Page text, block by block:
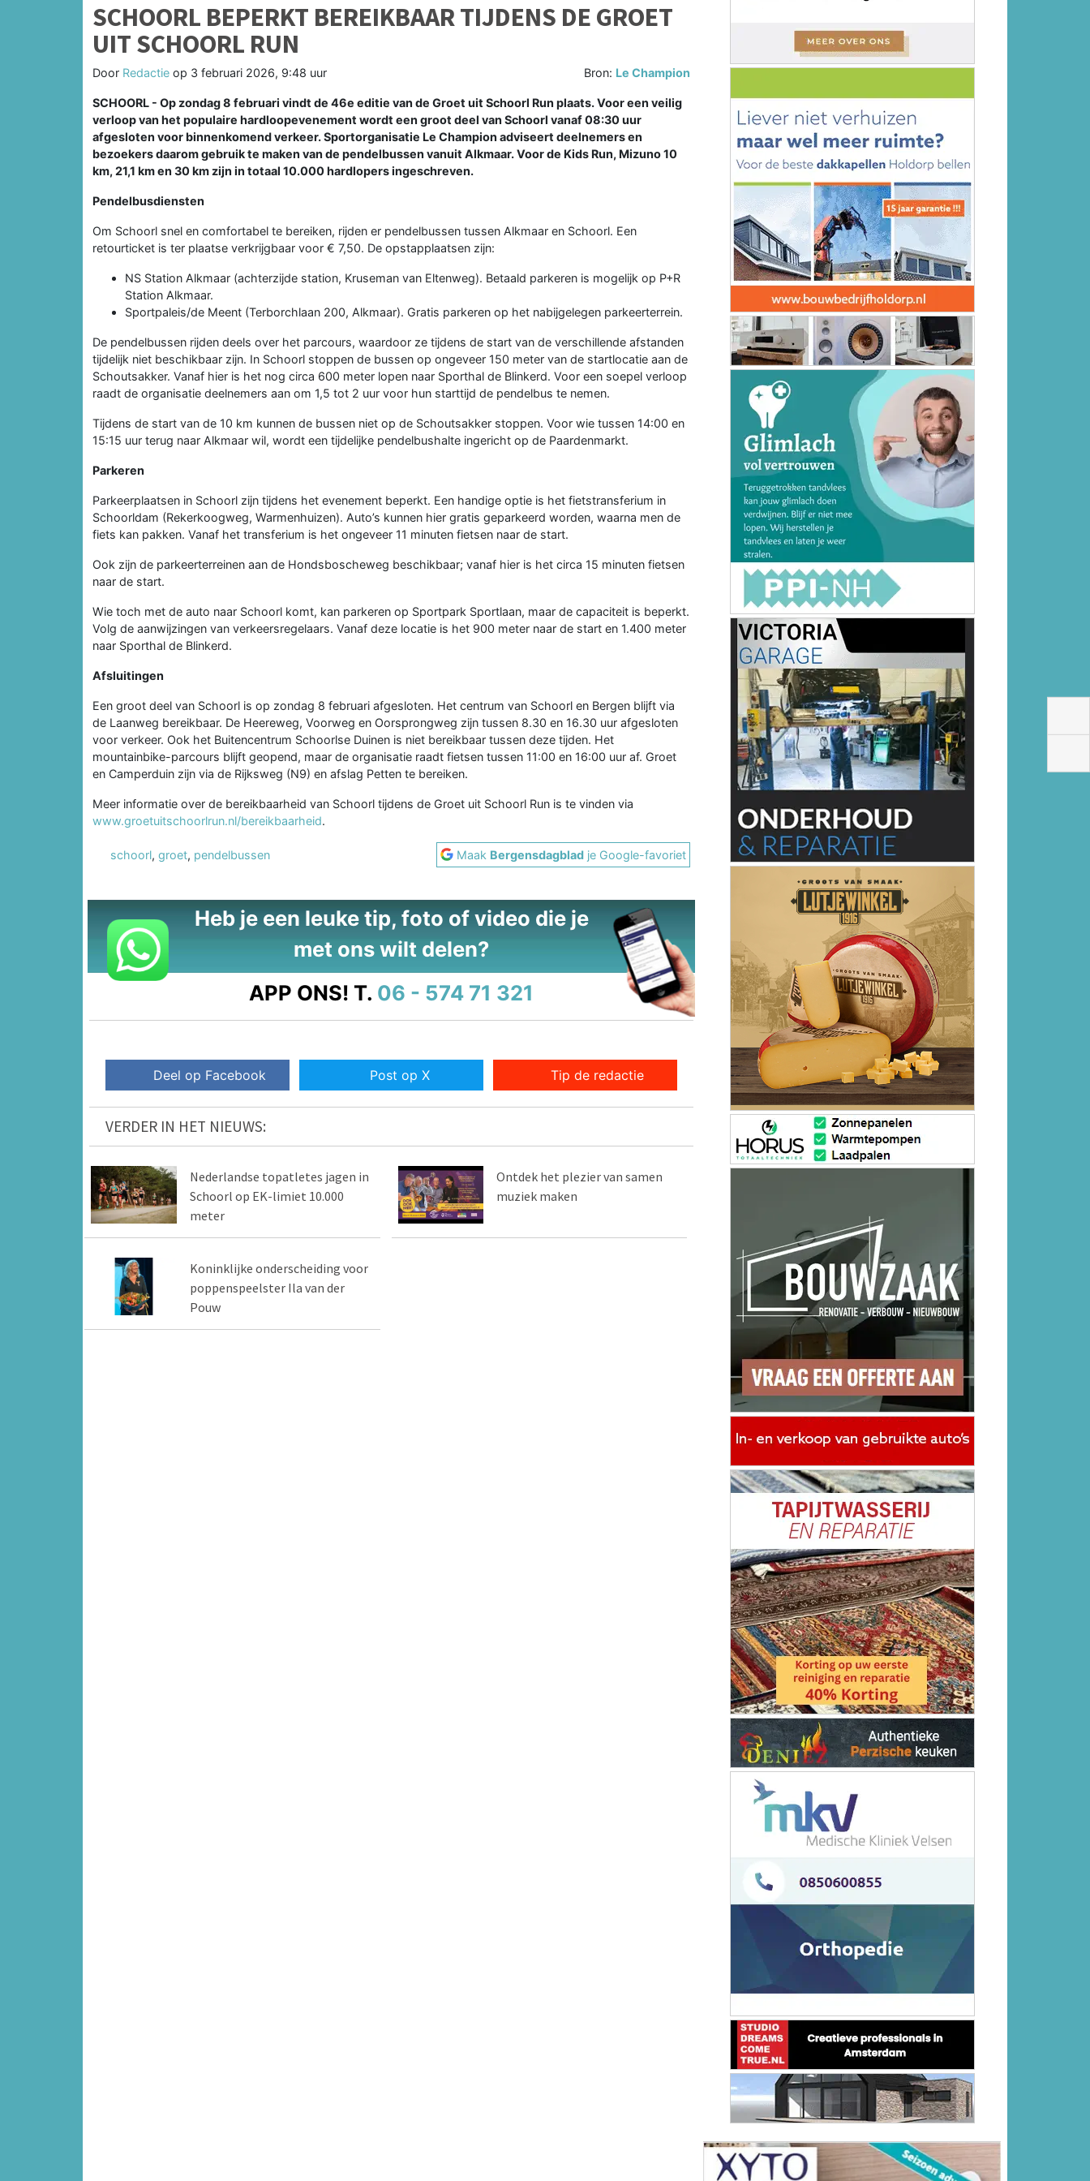
SCHOORL BEPERKT BEREIKBAAR TIJDENS DE GROET
UIT SCHOORL RUN
Door Redactie op 3 februari 2026, 9:48 uur Bron: Le Champion
SCHOORL - Op zondag 8 februari vindt de 46e editie van de Groet uit Schoorl Run plaats. Voor een veilig
verloop van het populaire hardloopevenement wordt een groot deel van Schoorl vanaf 08:30 uur
afgesloten voor binnenkomend verkeer. Sportorganisatie Le Champion adviseert deelnemers en
bezoekers daarom gebruik te maken van de pendelbussen vanuit Alkmaar. Voor de Kids Run, Mizuno 10
km, 21,1 km en 30 km zijn in totaal 10.000 hardlopers ingeschreven.
Pendelbusdiensten
Om Schoorl snel en comfortabel te bereiken, rijden er pendelbussen tussen Alkmaar en Schoorl. Een
retourticket is ter plaatse verkrijgbaar voor € 7,50. De opstapplaatsen zijn:
NS Station Alkmaar (achterzijde station, Kruseman van Eltenweg). Betaald parkeren is mogelijk op P+R
Station Alkmaar.
Sportpaleis/de Meent (Terborchlaan 200, Alkmaar). Gratis parkeren op het nabijgelegen parkeerterrein.
De pendelbussen rijden deels over het parcours, waardoor ze tijdens de start van de verschillende afstanden
tijdelijk niet beschikbaar zijn. In Schoorl stoppen de bussen op ongeveer 150 meter van de startlocatie aan de
Schoutsakker. Vanaf hier is het nog circa 600 meter lopen naar Sporthal de Blinkerd. Voor een soepel verloop
raadt de organisatie deelnemers aan om 1,5 tot 2 uur voor hun starttijd de pendelbus te nemen.
Tijdens de start van de 10 km kunnen de bussen niet op de Schoutsakker stoppen. Voor wie tussen 14:00 en
15:15 uur terug naar Alkmaar wil, wordt een tijdelijke pendelbushalte ingericht op de Paardenmarkt.
Parkeren
Parkeerplaatsen in Schoorl zijn tijdens het evenement beperkt. Een handige optie is het fietstransferium in
Schoorldam (Rekerkoogweg, Warmenhuizen). Auto’s kunnen hier gratis geparkeerd worden, waarna men de
fiets kan pakken. Vanaf het transferium is het ongeveer 11 minuten fietsen naar de start.
Ook zijn de parkeerterreinen aan de Hondsboscheweg beschikbaar; vanaf hier is het circa 15 minuten fietsen
naar de start.
Wie toch met de auto naar Schoorl komt, kan parkeren op Sportpark Sportlaan, maar de capaciteit is beperkt.
Volg de aanwijzingen van verkeersregelaars. Vanaf deze locatie is het 900 meter naar de start en 1.400 meter
naar Sporthal de Blinkerd.
Afsluitingen
Een groot deel van Schoorl is op zondag 8 februari afgesloten. Het centrum van Schoorl en Bergen blijft via
de Laanweg bereikbaar. De Heereweg, Voorweg en Oorsprongweg zijn tussen 8.30 en 16.30 uur afgesloten
voor verkeer. Ook het Buitencentrum Schoorlse Duinen is niet bereikbaar tussen deze tijden. Het
mountainbike-parcours blijft geopend, maar de organisatie raadt fietsen tussen 11:00 en 16:00 uur af. Groet
en Camperduin zijn via de Rijksweg (N9) en afslag Petten te bereiken.
Meer informatie over de bereikbaarheid van Schoorl tijdens de Groet uit Schoorl Run is te vinden via
www.groetuitschoorlrun.nl/bereikbaarheid.
schoorl, groet, pendelbussen Maak Bergensdagblad je Google-favoriet
Heb je een leuke tip, foto of video die je
met ons wilt delen?
APP ONS! T. 06 - 574 71 321
Deel op Facebook Post op X Tip de redactie
VERDER IN HET NIEUWS:
Nederlandse topatletes jagen in
Schoorl op EK-limiet 10.000
meter
Ontdek het plezier van samen
muziek maken
Koninklijke onderscheiding voor
poppenspeelster Ila van der
Pouw